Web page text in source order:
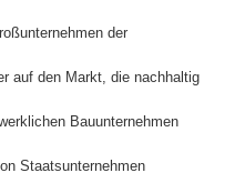
der
auf den Markt, die nachhaltig
Bauunternehmen
Staatsunternehmen